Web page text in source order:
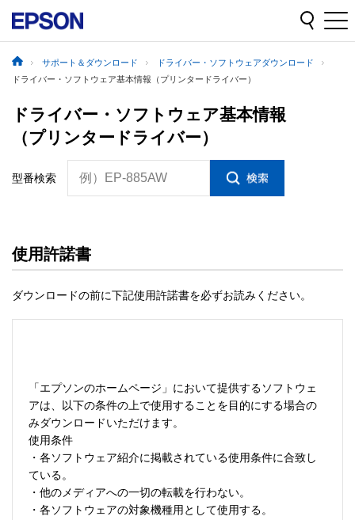
サポート＆ダウンロード
ドライバー・ソフトウェアダウンロード
ドライバー・ソフトウェア基本情報（プリンタードライバー）
ドライバー・ソフトウェア基本情報
（プリンタードライバー）
型番検索 例）EP-885AW
使用許諾書
ダウンロードの前に下記使用許諾書を必ずお読みください。
「エプソンのホームページ」において提供するソフトウェ
アは、以下の条件の上で使用することを目的にする場合の
みダウンロードいただけます。
使用条件
・各ソフトウェア紹介に掲載されている使用条件に合致し
ている。
・他のメディアへの一切の転載を行わない。
・各ソフトウェアの対象機種用として使用する。